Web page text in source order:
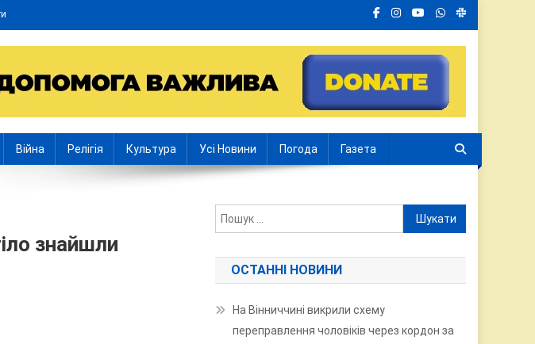
Війна Релігія Культура Усі Новини Погода Газета
знайшли
Пошук:
ОСТАННІ НОВИНИ
На Вінниччині викрили схему
переправлення чоловіків через кордон за